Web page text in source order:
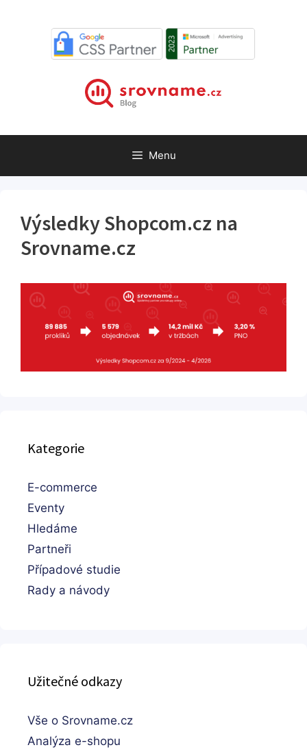
Menu
Výsledky Shopcom.cz na
Srovname.cz
Kategorie
E-commerce
Eventy
Hledáme
Partneři
Případové studie
Rady a návody
Užitečné odkazy
Vše o Srovname.cz
Analýza e-shopu